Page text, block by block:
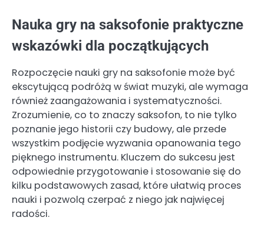
Nauka gry na saksofonie praktyczne
wskazówki dla początkujących
Rozpoczęcie nauki gry na saksofonie może być
ekscytującą podróżą w świat muzyki, ale wymaga
również zaangażowania i systematyczności.
Zrozumienie, co to znaczy saksofon, to nie tylko
poznanie jego historii czy budowy, ale przede
wszystkim podjęcie wyzwania opanowania tego
pięknego instrumentu. Kluczem do sukcesu jest
odpowiednie przygotowanie i stosowanie się do
kilku podstawowych zasad, które ułatwią proces
nauki i pozwolą czerpać z niego jak najwięcej
radości.